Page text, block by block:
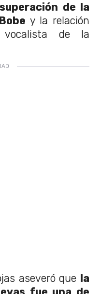
superación de la
y la relación
de la
aseveró que la